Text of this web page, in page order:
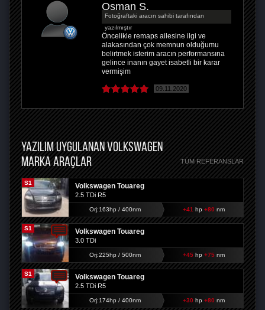
Osman Ş.
Fotoğraftaki aracın sahibi tarafından
yazılmıştır
Öncelikle remaps ailesine ilgi ve
alakasından çok memnun olduğumu
belirtmek isterim aracın performansına
gelince inanın gayet isabetli bir karar
vermişim
09.11.2020
YAZILIM UYGULANAN VOLKSWAGEN
MARKA ARAÇLAR
TÜM REFERANSLAR
S1 Volkswagen Touareg
2.5 TDi R5
Orj:163hp / 400nm +41 hp +80 nm
S1 Volkswagen Touareg
3.0 TDi
Orj:225hp / 500nm +45hp +75nm
S1 Volkswagen Touareg
2.5 TDi R5
Orj:174hp / 400nm +30 hp +80 nm